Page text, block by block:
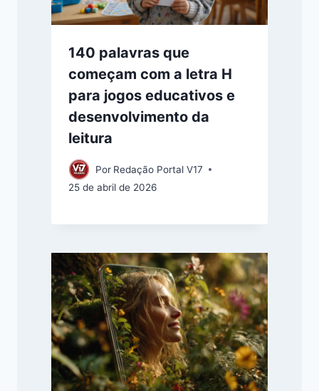
140 palavras que
começam com a letra H
para jogos educativos e
desenvolvimento da
leitura
Por Redação Portal V17
25 de abril de 2026